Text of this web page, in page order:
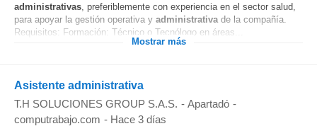
administrativas, preferiblemente con experiencia en el sector salud,
para apoyar la gestión operativa y administrativade la compañía.
Requisitos: Formación: Técnico o Tecnólogo en áreas...
Mostrar más
Asistente administrativa
T.H SOLUCIONES GROUP S.A.S. - Apartadó -
computrabajo.com - Hace 3 días